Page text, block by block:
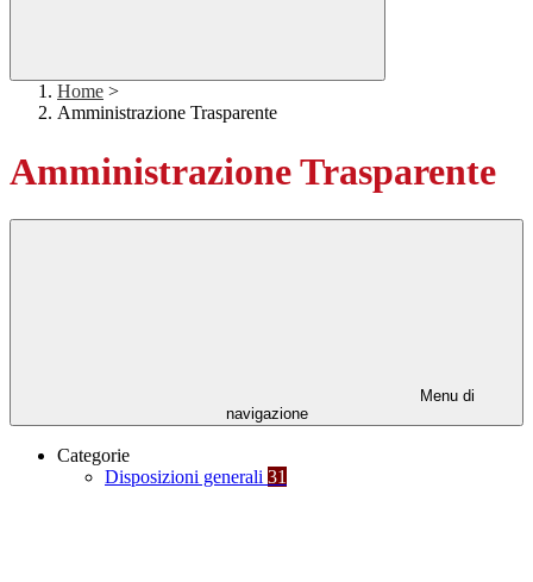
Home >
Amministrazione Trasparente
Amministrazione Trasparente
Menu di
navigazione
Categorie
Disposizioni generali 31